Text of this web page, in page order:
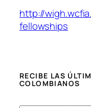
http://
fellowships
RECIBE LAS
COLOMBIANOS